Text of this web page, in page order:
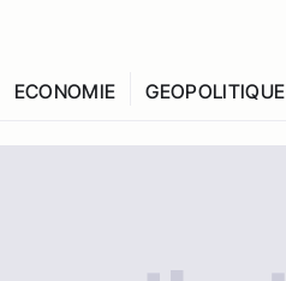
ECONOMIE GEOPOLITIQUE